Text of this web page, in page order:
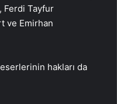
Ferdi Tayfur
ve Emirhan
hakları da